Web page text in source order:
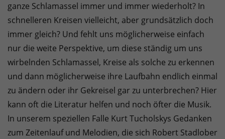
ganze Schlamassel immer und immer wiederholt? In
schnelleren Kreisen vielleicht, aber grundsätzlich doch
immer gleich? Und fehlt uns möglicherweise einfach
nur die weite Perspektive, um diese ständig um uns
wirbelnden Schlamassel, Kreise als solche zu erkennen
und dann möglicherweise ihre Laufbahn endlich einmal
zu ändern oder ihr Gekreisel gar zu unterbrechen? Hier
kann oft die Literatur helfen und noch öfter die Musik.
In unserem speziellen Falle Kurt Tucholskys Gedanken
zum Zeitenlauf und Melodien, die sich Robert Stadlober